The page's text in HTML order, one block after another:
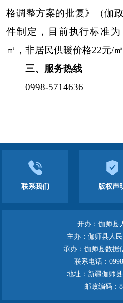
格调整方案的批复》（伽
件制定，目前执行标准
㎡，非居民供暖价格22元/
三、服务热线
0998-5714636
联系我们 版权声
开办：伽师县
主办：伽师县人
承办：伽师县数据
联系电话：
地址：新疆伽师
邮政编码：